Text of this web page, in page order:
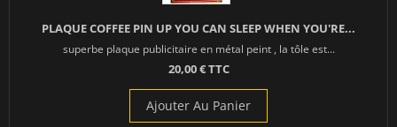
PLAQUE COFFEE PIN UP YOU CAN SLEEP WHEN YOU'RE...
superbe plaque publicitaire en métal peint , la tôle est...
20,00 € TTC
Ajouter Au Panier